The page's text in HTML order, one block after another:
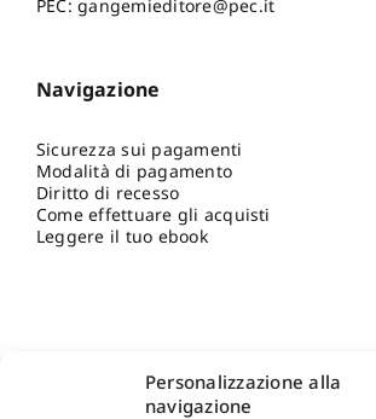
Personalizzazione alla
navigazione
PEC: gangemieditore@pec.it
Navigazione
Sicurezza sui pagamenti
Modalità di pagamento
Diritto di recesso
Come effettuare gli acquisti
Leggere il tuo ebook